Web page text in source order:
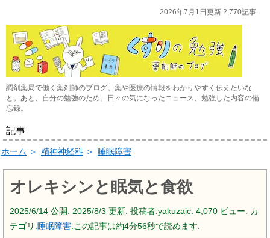
2026年7月1日更新.2,770記事.
調剤薬局で働く薬剤師のブログ。薬や医療の情報をわかりやすく伝えたいな
と。あと、自分の勉強のため。日々の気になったニュース、勉強した内容の備
忘録。
記事
ホーム ＞ 精神神経科 ＞ 睡眠障害
オレキシンと眠気と食欲
2025/6/14 公開. 2025/8/3 更新. 投稿者:yakuzaic. 4,070 ビュー. カ
テゴリ:睡眠障害 .この記事は約4分56秒で読めます.